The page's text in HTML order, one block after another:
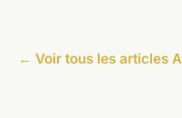
← Voir tous les articles